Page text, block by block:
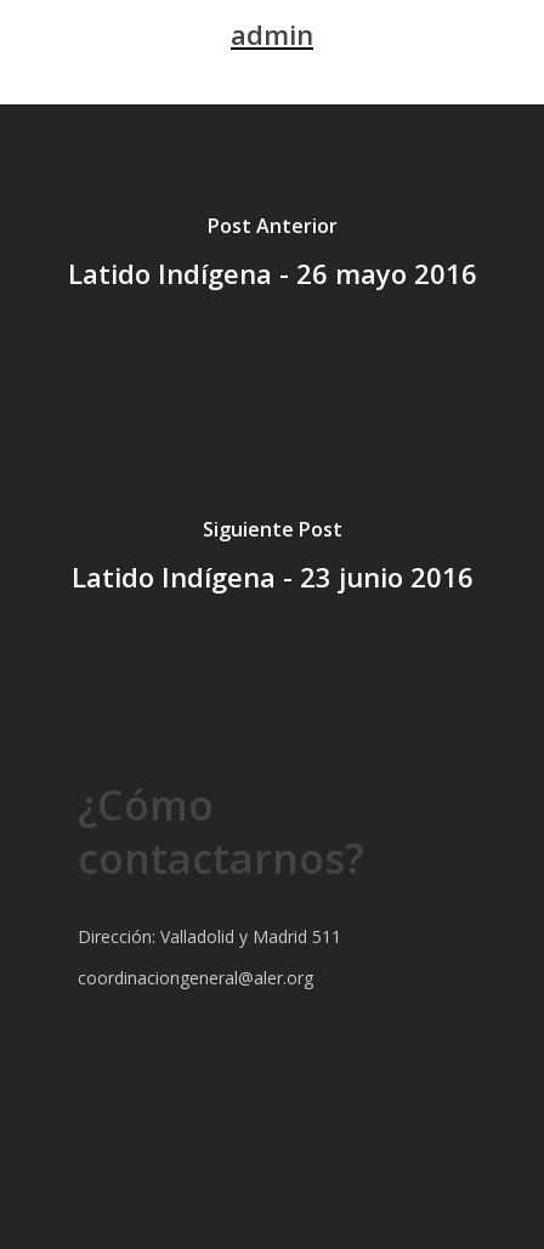
admin
Post Anterior
Latido Indígena - 26 mayo 2016
Siguiente Post
Latido Indígena - 23 junio 2016
¿Cómo
contactarnos?
Dirección: Valladolid y Madrid 511
coordinaciongeneral@aler.org